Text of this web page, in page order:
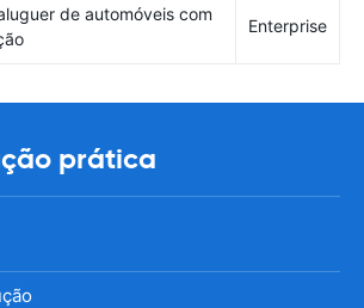
de automóveis com
Enterprise
prática